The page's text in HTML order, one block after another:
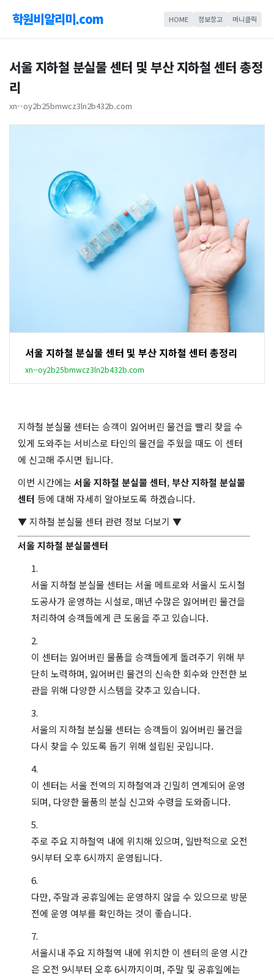
학원비알리미.com HOME 정보창고 머니클릭
서울 지하철 분실물 센터 및 부산 지하철 센터 총정
리
xn--oy2b25bmwcz3ln2b432b.com
서울 지하철 분실물 센터 및 부산 지하철 센터 총정리
xn--oy2b25bmwcz3ln2b432b.com
지하철 분실물 센터는 승객이 잃어버린 물건을 빨리 찾을 수
있게 도와주는 서비스로 타인의 물건을 주웠을 때도 이 센터
에 신고해 주시면 됩니다.
이번 시간에는 서울 지하철 분실물 센터,부산 지하철 분실물
센터 등에 대해 자세히 알아보도록 하겠습니다.
▼ 지하철 분실물 센터 관련 정보 더보기 ▼
서울 지하철 분실물센터
서울 지하철 분실물 센터는 서울 메트로와 서울시 도시철
도공사가 운영하는 시설로, 매년 수많은 잃어버린 물건을
처리하여 승객들에게 큰 도움을 주고 있습니다.
이 센터는 잃어버린 물품을 승객들에게 돌려주기 위해 부
단히 노력하며, 잃어버린 물건의 신속한 회수와 안전한 보
관을 위해 다양한 시스템을 갖추고 있습니다.
서울의 지하철 분실물 센터는 승객들이 잃어버린 물건을
다시 찾을 수 있도록 돕기 위해 설립된 곳입니다.
이 센터는 서울 전역의 지하철역과 긴밀히 연계되어 운영
되며, 다양한 물품의 분실 신고와 수령을 도와줍니다.
주로 주요 지하철역 내에 위치해 있으며, 일반적으로 오전
9시부터 오후 6시까지 운영됩니다.
다만, 주말과 공휴일에는 운영하지 않을 수 있으므로 방문
전에 운영 여부를 확인하는 것이 좋습니다.
서울시내 주요 지하철역 내에 위치한 이 센터의 운영 시간
은 오전 9시부터 오후 6시까지이며, 주말 및 공휴일에는